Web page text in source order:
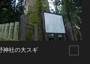
神社の大スギ
文化財
の民俗文化財
入力情報をクリア